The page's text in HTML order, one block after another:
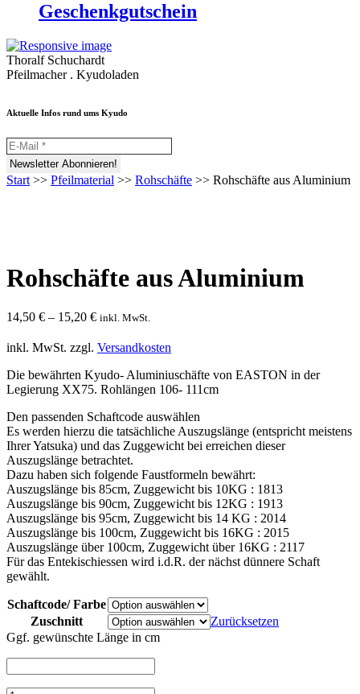
Geschenkgutschein
Thoralf Schuchardt
Pfeilmacher . Kyudoladen
Aktuelle Infos rund ums Kyudo
Start >> Pfeilmaterial >> Rohschäfte >> Rohschäfte aus Aluminium
Rohschäfte aus Aluminium
14,50 € – 15,20 € inkl. MwSt.
inkl. MwSt. zzgl. Versandkosten
Die bewährten Kyudo- Aluminiuschäfte von EASTON in der
Legierung XX75. Rohlängen 106- 111cm
Den passenden Schaftcode auswählen
Es werden hierzu die tatsächliche Auszugslänge (entspricht meistens
Ihrer Yatsuka) und das Zuggewicht bei erreichen dieser
Auszugslänge betrachtet.
Dazu haben sich folgende Faustformeln bewährt:
Auszugslänge bis 85cm, Zuggewicht bis 10KG : 1813
Auszugslänge bis 90cm, Zuggewicht bis 12KG : 1913
Auszugslänge bis 95cm, Zuggewicht bis 14 KG : 2014
Auszugslänge bis 100cm, Zuggewicht bis 16KG : 2015
Auszugslänge über 100cm, Zuggewicht über 16KG : 2117
Für das Entekischiessen wird i.d.R. der nächst dünnere Schaft
gewählt.
Schaftcode/ Farbe
Zuschnitt
Zurücksetzen
Ggf. gewünschte Länge in cm